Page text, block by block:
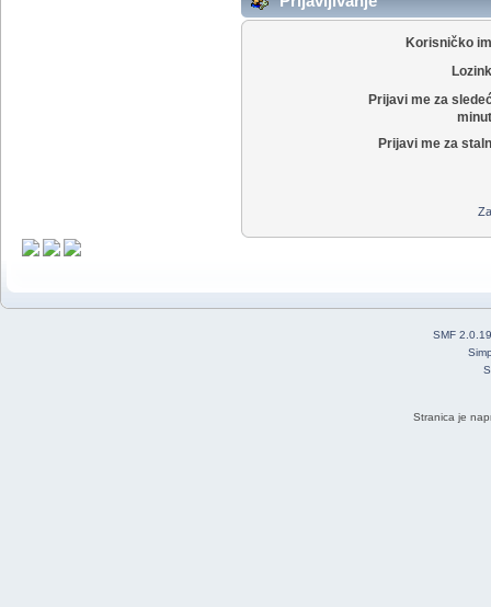
Korisničko
Prijavi me za
Prijavi me za
SMF 2.0.19
Stranica je